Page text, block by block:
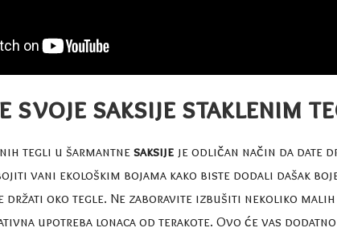
svoje saksije staklenim
tegli u šarmantne saksije je odličan način da date
vani ekološkim bojama kako biste dodali dašak
držati oko tegle. Ne zaboravite izbušiti nekoliko
upotreba lonaca od terakote. Ovo će vas